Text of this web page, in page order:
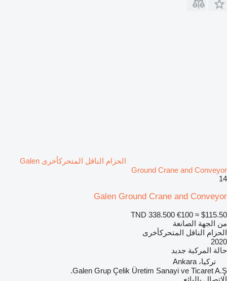
الحزام الناقل المتحركأخرى Galen
Ground Crane and Conveyor
14
Galen Ground Crane and Conveyor
TND 338.500 €100 ≈ $115.50
من الجهة الصانعة
الحزام الناقل المتحركأخرى
2020
حالة المركبة جديد
تركيا، Ankara
Galen Grup Çelik Üretim Sanayi ve Ticaret A.Ş.
الاتصال بالبائع